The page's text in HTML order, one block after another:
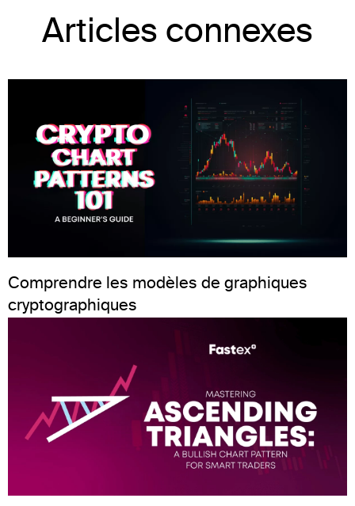
Articles connexes
Comprendre les modèles de graphiques
cryptographiques